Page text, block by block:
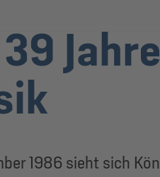
1986 sieht sich